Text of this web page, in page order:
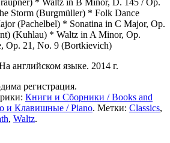
Storm (Burgmüller) * Folk Dance
(Pachelbel) * Sonatina in C Major, Op.
(Kuhlau) * Waltz in A Minor, Op.
Op. 21, No. 9 (Bortkievich)
английском языке. 2014 г.
регистрация.
Книги и Сборники / Books and
и Клавишные / Piano. Метки: Classics,
, Waltz.